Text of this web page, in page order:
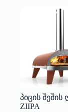
პიცის
ZIIPA